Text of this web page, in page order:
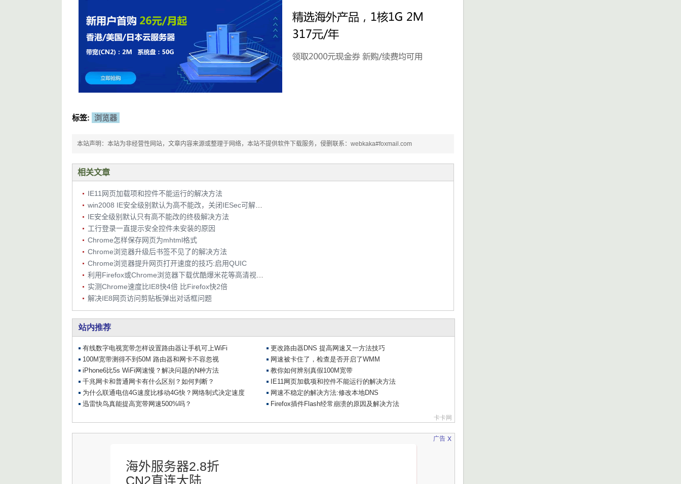
标签: 浏览器
本站声明：本站为非经营性网站，文章内容来源或整理于网络，本站不提供软件下载服务，侵删联系：webkaka#foxmail.com
相关文章
IE11网页加载项和控件不能运行的解决方法
IE安全级别默认只有高不能改的终极解决方法
工行登录一直提示安全控件未安装的原因
Chrome怎样保存网页为mhtml格式
Chrome浏览器升级后书签不见了的解决方法
Chrome浏览器提升网页打开速度的技巧:启用QUIC
实测Chrome速度比IE8快4倍 比Firefox快2倍
解决IE8网页访问剪贴板弹出对话框问题
广告
海外服务器2.8折
CN2直连大陆
x